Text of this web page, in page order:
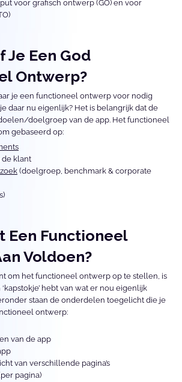
voor grafisch ontwerp (GO) en voor
Je Een God
Ontwerp?
je een functioneel ontwerp voor nodig
daar nu eigenlijk? Het is belangrijk dat de
doelgroep van de app. Het functioneel
gebaseerd op:
de klant
(doelgroep, benchmark & corporate
Een Functioneel
Voldoen?
om het functioneel ontwerp op te stellen, is
hebt van wat er nou eigenlijk
staan de onderdelen toegelicht die je
ontwerp:
van de app
van verschillende pagina’s
pagina)